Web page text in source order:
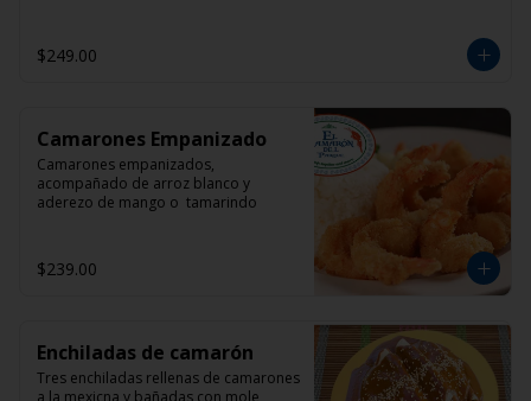
$249.00
Camarones Empanizado
Camarones empanizados,
acompañado de arroz blanco y
aderezo de mango o  tamarindo
$239.00
Enchiladas de camarón
Tres enchiladas rellenas de camarones
a la mexicna y bañadas con mole